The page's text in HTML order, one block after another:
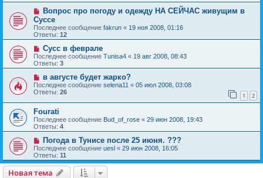
Вопрос про погоду и одежду НА СЕЙЧАС живущим в
Суссе
Последнее сообщение fakrun « 19 ноя 2008, 01:16
Ответы: 12
Сусс в феврале
Последнее сообщение Tunisa4 « 19 авг 2008, 08:43
Ответы: 3
в августе будет жарко?
Последнее сообщение selena11 « 05 июл 2008, 03:08
Ответы: 26 1 2
Fourati
Последнее сообщение Bud_of_rose « 29 июн 2008, 19:43
Ответы: 4
Погода в Тунисе после 25 июня. ???
Последнее сообщение uesl « 29 июн 2008, 16:05
Ответы: 11
Новая тема